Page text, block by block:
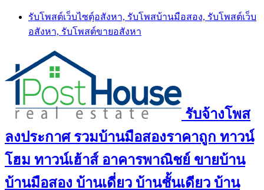
Skip
content
รับโพสต์เว็บไซตฺ์อสังหา, รับโพสบ้านมือสอง, รับโพสต์เว็บ
อสังหา, รับโพสต์ขายอสังหา
รับจ้างโพส
ลงประกาศ รวมบ้านมือสองราคาถูก ทาวน์
โฮม ทาวน์เฮ้าส์ อาคารพาณิชย์ ขายบ้าน
บ้านมือสอง บ้านเดี่ยว บ้านชั้นเดียว บ้าน